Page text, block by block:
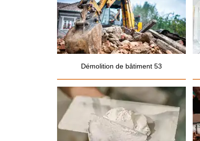
Démolition de bâtiment 53